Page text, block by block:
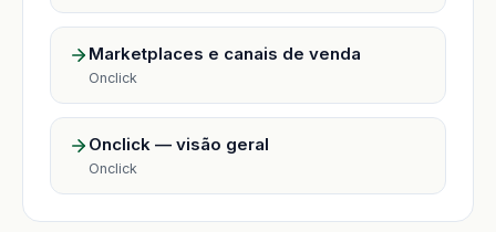
Marketplaces e canais de venda
Onclick
Onclick — visão geral
Onclick